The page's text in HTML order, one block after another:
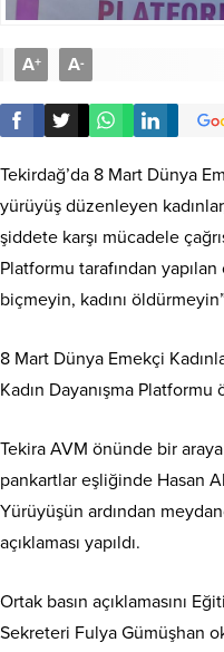
A+ A-
Tekirdağ’da 8 Mart Dünya
yürüyüş düzenleyen
şiddete karşı mücadele
Platformu tarafından yapılan
biçmeyin, kadını
8 Mart Dünya Emekçi
Kadın Dayanışma
Tekira AVM önünde bir
pankartlar eşliğinde Hasan
Yürüyüşün ardından
açıklaması yapıldı.
Ortak basın açıklamasını
Sekreteri Fulya Gümüşhan